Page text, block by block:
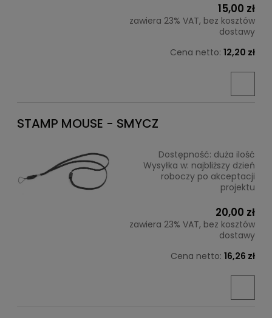
15,00 zł
zawiera 23% VAT, bez kosztów
dostawy
Cena netto: 12,20 zł
STAMP MOUSE - SMYCZ
Dostępność: duża ilość
Wysyłka w: najbliższy dzień
roboczy po akceptacji
projektu
20,00 zł
zawiera 23% VAT, bez kosztów
dostawy
Cena netto: 16,26 zł